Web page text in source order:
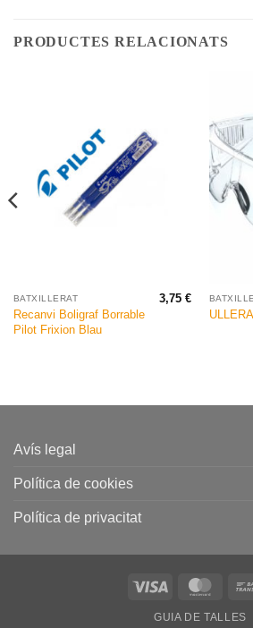
PRODUCTES RELACIONATS
BATXILLERAT
Recanvi Boligraf Borrable
Pilot Frixion Blau
3,75€
Avís legal
Política de cookies
Política de privacitat
Visa
GUIA DE TALLES